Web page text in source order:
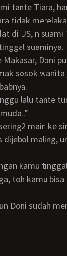
tante Tiara,
tidak
di US, n
suaminya.
sosok
lalu tante
dijebol maling,
toh kamu